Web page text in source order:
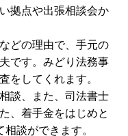
拠点や出張相談会か
どの理由で、手元の
です。みどり法務事
をしてくれます。
談、また、司法書士
、着手金をはじめと
談ができます。